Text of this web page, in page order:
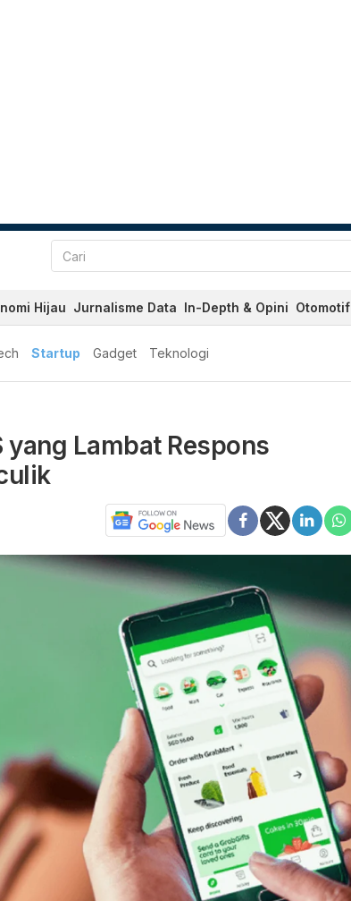
Hijau Jurnalisme Data In-Depth & Opini Otomotif
Startup Gadget Teknologi
yang Lambat Respons